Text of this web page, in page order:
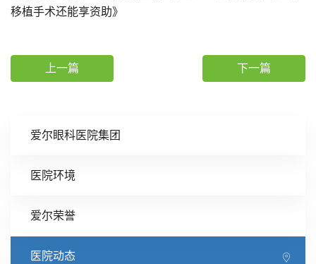
爱尔眼科医院集团
医院环境
爱尔荣誉
医院动态
移植手术还能享资助》
上一篇 下一篇